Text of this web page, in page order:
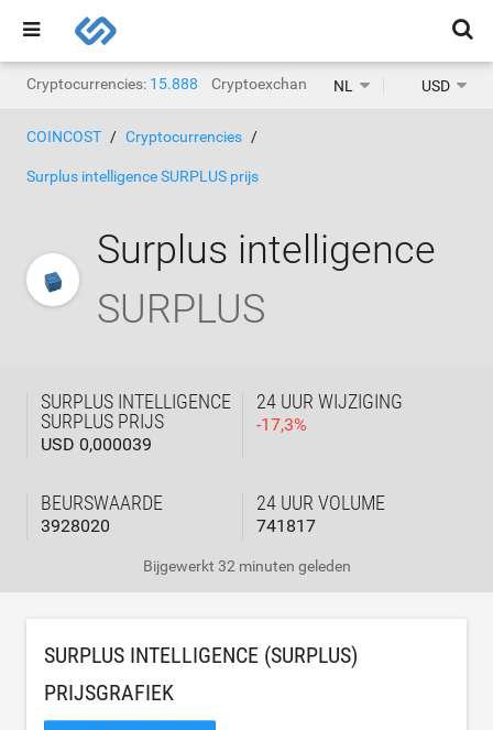
Cryptocurrencies: 15.888 Cryptoexchanges: 1.468
NL USD
COINCOST Cryptocurrencies
Surplus intelligence SURPLUS prijs
Surplus intelligence
SURPLUS
SURPLUS INTELLIGENCE
SURPLUS PRIJS
USD 0,000039
24 UUR WIJZIGING
-17,3%
BEURSWAARDE
3928020
24 UUR VOLUME
741817
Bijgewerkt 32 minuten geleden
SURPLUS INTELLIGENCE (SURPLUS)
PRIJSGRAFIEK